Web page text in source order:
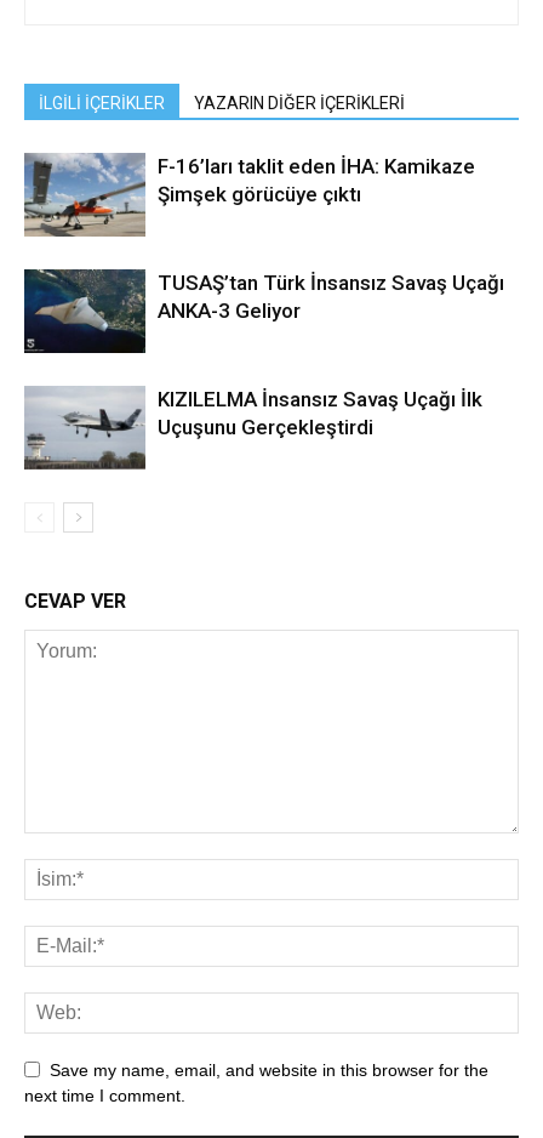
İLGİLİ İÇERİKLER YAZARIN DİĞER İÇERİKLERİ
F-16’ları taklit eden İHA: Kamikaze
Şimşek görücüye çıktı
TUSAŞ’tan Türk İnsansız Savaş Uçağı
ANKA-3 Geliyor
KIZILELMA İnsansız Savaş Uçağı İlk
Uçuşunu Gerçekleştirdi
CEVAP VER
Save my name, email, and website in this browser for the
next time I comment.